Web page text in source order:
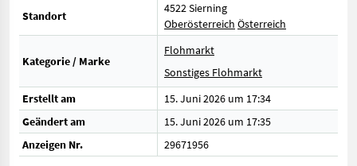
Standort
4522 Sierning
Oberösterreich Österreich
Kategorie / Marke
Flohmarkt
Sonstiges Flohmarkt
Erstellt am
15. Juni 2026 um 17:34
Geändert am
15. Juni 2026 um 17:35
Anzeigen Nr.
29671956